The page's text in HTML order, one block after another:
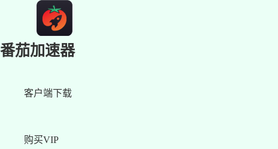
番茄加速器
客户端下载
购买VIP